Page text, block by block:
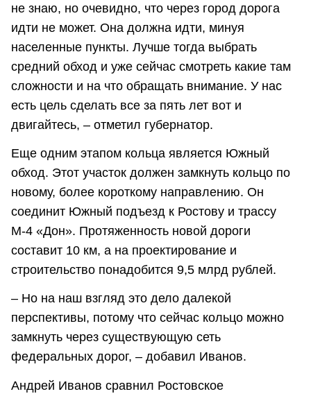
не знаю, но очевидно, что через город дорога
идти не может. Она должна идти, минуя
населенные пункты. Лучше тогда выбрать
средний обход и уже сейчас смотреть какие там
сложности и на что обращать внимание. У нас
есть цель сделать все за пять лет вот и
двигайтесь, – отметил губернатор.
Еще одним этапом кольца является Южный
обход. Этот участок должен замкнуть кольцо по
новому, более короткому направлению. Он
соединит Южный подъезд к Ростову и трассу
М-4 «Дон». Протяженность новой дороги
составит 10 км, а на проектирование и
строительство понадобится 9,5 млрд рублей.
– Но на наш взгляд это дело далекой
перспективы, потому что сейчас кольцо можно
замкнуть через существующую сеть
федеральных дорог, – добавил Иванов.
Андрей Иванов сравнил Ростовское